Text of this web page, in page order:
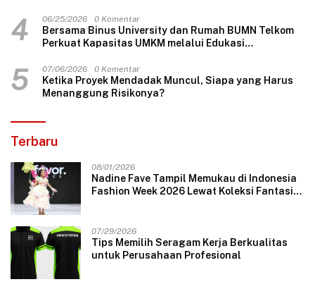
4 06/25/2026 0 Komentar
Bersama Binus University dan Rumah BUMN Telkom
Perkuat Kapasitas UMKM melalui Edukasi
Harga Jual
5 07/06/2026 0 Komentar
Ketika Proyek Mendadak Muncul, Siapa yang Harus
Menanggung Risikonya?
Terbaru
08/01/2026
Nadine Fave Tampil Memukau di Indonesia
Fashion Week 2026 Lewat Koleksi Fantasi
07/29/2026
Tips Memilih Seragam Kerja Berkualitas
untuk Perusahaan Profesional